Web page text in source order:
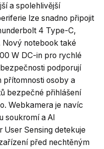
a spolehlivější
lze snadno připojit
4 Type-C,
Nový notebook také
W DC-in pro rychlé
podporují
přítomnosti osoby a
bezpečné přihlášení
Webkamera je navíc
soukromí a AI
User Sensing detekuje
před nechtěným